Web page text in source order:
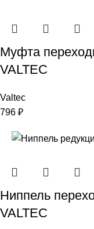
Муфта
VALTEC
Valtec
796 ₽
Ниппель
VALTEC